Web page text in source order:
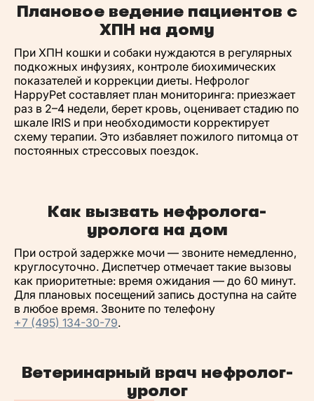
Плановое ведение пациентов с
ХПН на дому
При ХПН кошки и собаки нуждаются в регулярных
подкожных инфузиях, контроле биохимических
показателей и коррекции диеты. Нефролог
HappyPet составляет план мониторинга: приезжает
раз в 2–4 недели, берет кровь, оценивает стадию по
шкале IRIS и при необходимости корректирует
схему терапии. Это избавляет пожилого питомца от
постоянных стрессовых поездок.
Как вызвать нефролога-
уролога на дом
При острой задержке мочи — звоните немедленно,
круглосуточно. Диспетчер отмечает такие вызовы
как приоритетные: время ожидания — до 60 минут.
Для плановых посещений запись доступна на сайте
в любое время. Звоните по телефону
+7 (495) 134-30-79.
Ветеринарный врач нефролог-
уролог